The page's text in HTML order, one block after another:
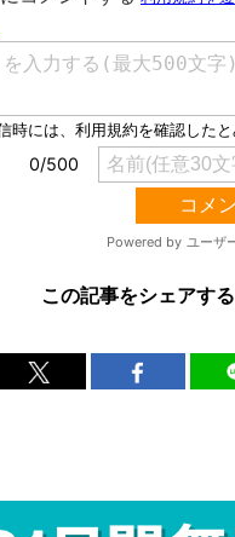
この記事をシェアする